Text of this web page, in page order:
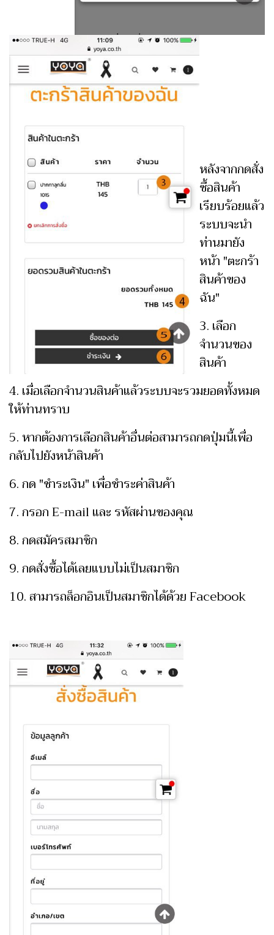
หลังจากกดสั่ง
ซื้อสินค้า
เรียบร้อยแล้ว
ระบบจะนำ
ท่านมายัง
หน้า "ตะกร้า
สินค้าของ
ฉัน"
3. เลือก
จำนวนของ
สินค้า
4. เมื่อเลือกจำนวนสินค้าแล้วระบบจะรวมยอดทั้งหมด
ให้ท่านทราบ
5. หากต้องการเลือกสินค้าอื่นต่อสามารถกดปุ่มนี้เพื่อ
กลับไปยังหน้าสินค้า
6. กด "ชำระเงิน" เพื่อชำระค่าสินค้า
7. กรอก E-mail และ รหัสผ่านของคุณ
8. กดสมัครสมาชิก
9. กดสั่งซื้อได้เลยแบบไม่เป็นสมาชิก
10. สามารถล็อกอินเป็นสมาชิกได้ด้วย Facebook